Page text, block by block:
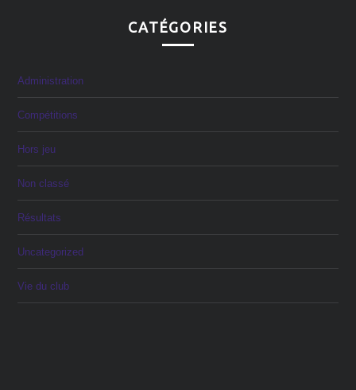
CATÉGORIES
Administration
Compétitions
Hors jeu
Non classé
Résultats
Uncategorized
Vie du club